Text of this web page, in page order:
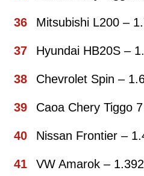
Mitsubishi L200 –
Hyundai HB20S –
Chevrolet Spin –
Caoa Chery Tiggo
Nissan Frontier –
VW Amarok – 1.392